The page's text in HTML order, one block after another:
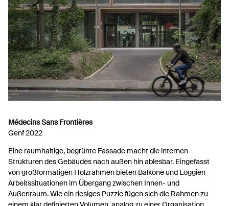
Médecins Sans Frontières
Genf 2022
Eine raumhaltige, begrünte Fassade macht die internen
Strukturen des Gebäudes nach außen hin ablesbar. Eingefasst
von großformatigen Holzrahmen bieten Balkone und Loggien
Arbeitssituationen im Übergang zwischen Innen- und
Außenraum. Wie ein riesiges Puzzle fügen sich die Rahmen zu